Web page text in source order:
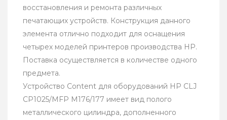
восстановления и ремонта различных
печатающих устройств. Конструкция данного
элемента отлично подходит для оснащения
четырех моделей принтеров производства HP.
Поставка осуществляется в количестве одного
предмета.
Устройство Content для оборудований HP CLJ
CP1025/MFP M176/177 имеет вид полого
металлического цилиндра, дополненного